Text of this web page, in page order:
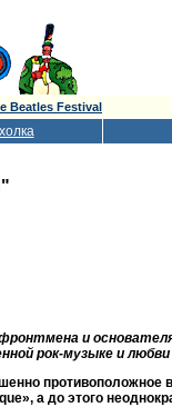
Beatles Festival
и
рок-музыке и
а до этого